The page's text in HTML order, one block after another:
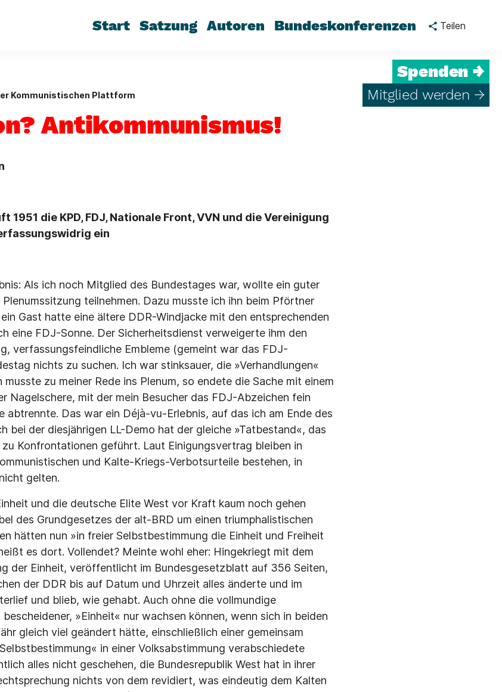
Start Satzung Autoren Bundeskonferenzen Teilen
Spenden →
Mitglied werden →
Kommunistischen Plattform
Antikommunismus!
1951 die KPD, FDJ, Nationale Front, VVN und die Vereinigung
ein
Als ich noch Mitglied des Bundestages war, wollte ein guter
teilnehmen. Dazu musste ich ihn beim Pförtner
Gast hatte eine ältere DDR-Windjacke mit den entsprechenden
eine FDJ-Sonne. Der Sicherheitsdienst verweigerte ihm den
verfassungsfeindliche Embleme (gemeint war das FDJ-
nichts zu suchen. Ich war stinksauer, die »Verhandlungen«
zu meiner Rede ins Plenum, so endete die Sache mit einem
Nagelschere, mit der mein Besucher das FDJ-Abzeichen fein
abtrennte. Das war ein Déjà-vu-Erlebnis, auf das ich am Ende des
bei der diesjährigen LL-Demo hat der gleiche »Tatbestand«, das
Konfrontationen geführt. Laut Einigungsvertrag bleiben in
und Kalte-Kriegs-Verbotsurteile bestehen, in
gelten.
und die deutsche Elite West vor Kraft kaum noch gehen
des Grundgesetzes der alt-BRD um einen triumphalistischen
hätten nun »in freier Selbstbestimmung die Einheit und Freiheit
es dort. Vollendet? Meinte wohl eher: Hingekriegt mit dem
der Einheit, veröffentlicht im Bundesgesetzblatt auf 356 Seiten,
der DDR bis auf Datum und Uhrzeit alles änderte und im
und blieb, wie gehabt. Auch ohne die vollmundige
»Einheit« nur wachsen können, wenn sich in beiden
gleich viel geändert hätte, einschließlich einer gemeinsam
in einer Volksabstimmung verabschiedete
alles nicht geschehen, die Bundesrepublik West hat in ihrer
nichts von dem revidiert, was eindeutig dem Kalten